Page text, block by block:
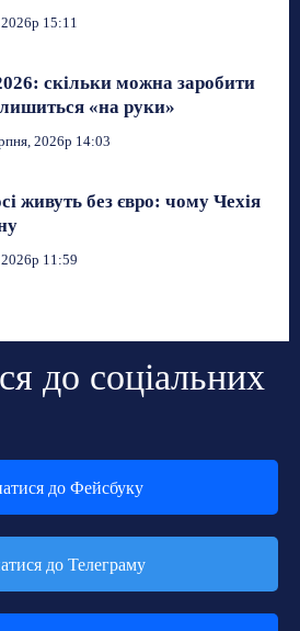
15:11
скільки можна заробити
«на руки»
2026р 14:03
живуть без євро: чому Чехія
11:59
до соціальних
до Фейсбуку
до Телеграму